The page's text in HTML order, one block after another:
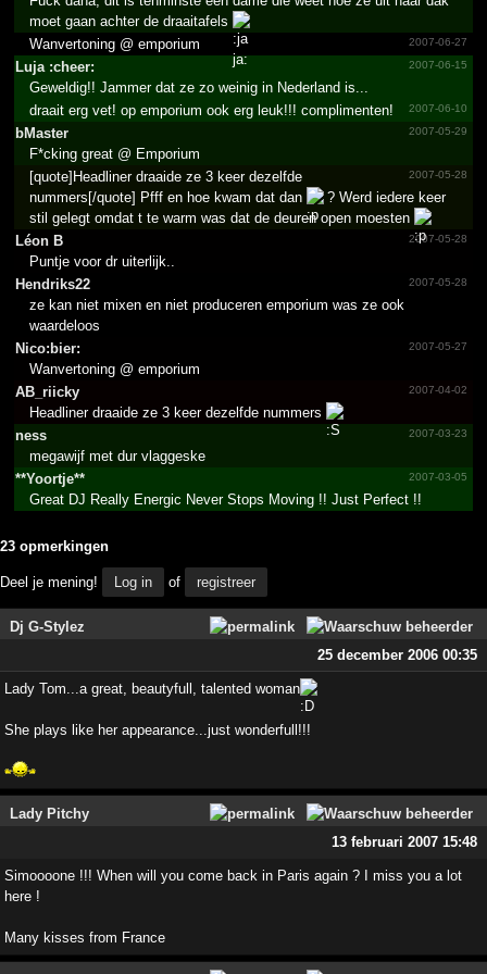
moet gaan achter de draaitafels
2007-06-27
Wanvertoning @ emporium
Luja :cheer:
2007-06-15
Geweldig!! Jammer dat ze zo weinig in Nederland is...
2007-06-10
draait erg vet! op emporium ook erg leuk!!! complimenten!
bMaster
2007-05-29
F*cking great @ Emporium
2007-05-28
[quote]Headliner draaide ze 3 keer dezelfde
nummers[/quote] Pfff en hoe kwam dat dan
? Werd iedere keer
stil gelegt omdat t te warm was dat de deuren open moesten
Léon B
2007-05-28
Puntje voor dr uiterlijk..
Hendriks22
2007-05-28
ze kan niet mixen en niet produceren emporium was ze ook
waardeloos
Nico:bier:
2007-05-27
Wanvertoning @ emporium
AB_riicky
2007-04-02
Headliner draaide ze 3 keer dezelfde nummers
ness
2007-03-23
megawijf met dur vlaggeske
**Yoortje**
2007-03-05
Great DJ Really Energic Never Stops Moving !! Just Perfect !!
23 opmerkingen
Deel je mening! Log in of registreer
Dj G-Stylez
25 december 2006 00:35
Lady Tom...a great, beautyfull, talented woman
She plays like her appearance...just wonderfull!!!
Lady Pitchy
13 februari 2007 15:48
Simoooone !!! When will you come back in Paris again ? I miss you a lot
here !
Many kisses from France